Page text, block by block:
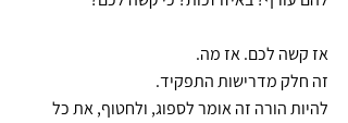
אז קשה לכם. אז מה.
זה חלק מדרישות התפקיד.
להיות הורה זה אומר לספוג, ולחטוף, את כל